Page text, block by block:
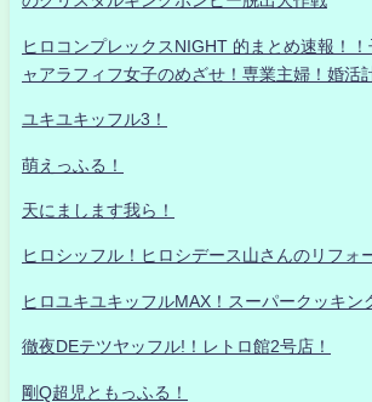
ヒロコンプレックスNIGHT 的まとめ速報！
ャアラフィフ女子のめざせ！専業主婦！婚活
ユキユキッフル3！
萌えっふる！
天にまします我ら！
ヒロシッフル！ヒロシデース山さんのリフォ
ヒロユキユキッフルMAX！スーパークッキン
徹夜DEテツヤッフル!！レトロ館2号店！
剛Q超児ともっふる！